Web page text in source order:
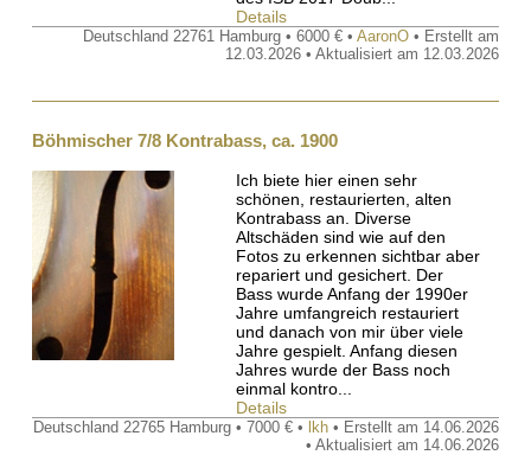
Details
Deutschland 22761 Hamburg • 6000 € • AaronO • Erstellt am
12.03.2026 • Aktualisiert am 12.03.2026
Böhmischer 7/8 Kontrabass, ca. 1900
Ich biete hier einen sehr
schönen, restaurierten, alten
Kontrabass an. Diverse
Altschäden sind wie auf den
Fotos zu erkennen sichtbar aber
repariert und gesichert. Der
Bass wurde Anfang der 1990er
Jahre umfangreich restauriert
und danach von mir über viele
Jahre gespielt. Anfang diesen
Jahres wurde der Bass noch
einmal kontro...
Details
Deutschland 22765 Hamburg • 7000 € • lkh • Erstellt am 14.06.2026
• Aktualisiert am 14.06.2026